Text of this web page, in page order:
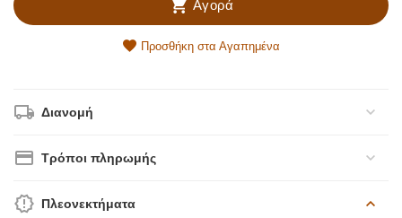
Αγορά
Προσθήκη στα Αγαπημένα
Διανομή
Τρόποι πληρωμής
Πλεονεκτήματα